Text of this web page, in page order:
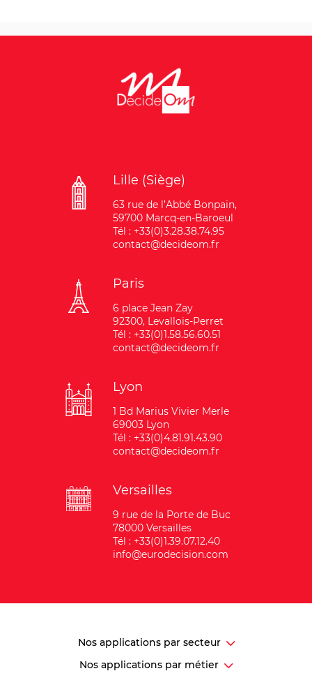
Lille (Siège)
63 rue de l’Abbé Bonpain,
59700 Marcq-en-Baroeul
Tél : +33(0)3.28.38.74.95
contact@decideom.fr
Paris
6 place Jean Zay
92300, Levallois-Perret
Tél : +33(0)1.58.56.60.51
contact@decideom.fr
Lyon
1 Bd Marius Vivier Merle
69003 Lyon
Tél : +33(0)4.81.91.43.90
contact@decideom.fr
Versailles
9 rue de la Porte de Buc
78000 Versailles
Tél : +33(0)1.39.07.12.40
info@eurodecision.com
Nos applications par secteur
Nos applications par métier